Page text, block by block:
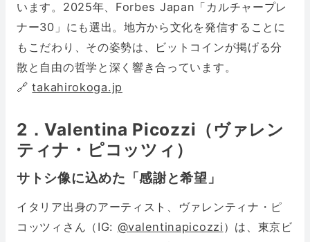
います。2025年、Forbes Japan「カルチャープレ
ナー30」にも選出。地方から文化を発信することに
もこだわり、その姿勢は、ビットコインが掲げる分
散と自由の哲学と深く響き合っています。
🔗takahirokoga.jp
2．Valentina Picozzi（ヴァレン
ティナ・ピコッツィ）
サトシ像に込めた「感謝と希望」
イタリア出身のアーティスト、ヴァレンティナ・ピ
コッツィさん（IG: @valentinapicozzi ）は、東京ビ